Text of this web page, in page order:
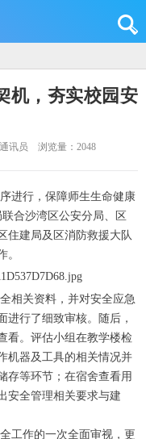
机，夯实校园安
讯员 浏览量：2048
进行， 保障师生生命健康
合沙湾区公安分局、区
住建局及区消防救援大队
。
相关资料， 并对安全应急
行了细致审核。
随后，
看。 评估小组在教学楼检
机器及工具的相关情况并
存等环节；在宿舍查看用
安全管理相关要求与建
工作的一次全面审视，更